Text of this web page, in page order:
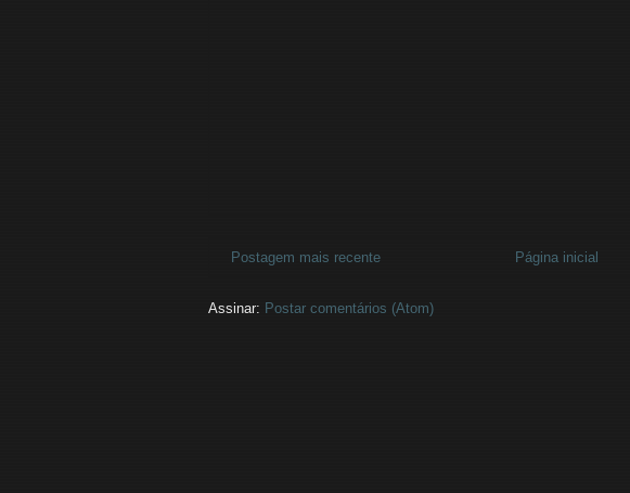
Postagem mais recente Página inicial
Assinar: Postar comentários (Atom)